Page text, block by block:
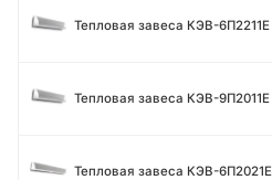
Тепловая завеса КЭВ-6П2211E
Тепловая завеса КЭВ-9П2011E
Тепловая завеса КЭВ-6П2021E